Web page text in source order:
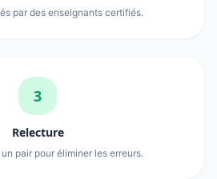
par des enseignants certifiés.
3
Relecture
pair pour éliminer les erreurs.